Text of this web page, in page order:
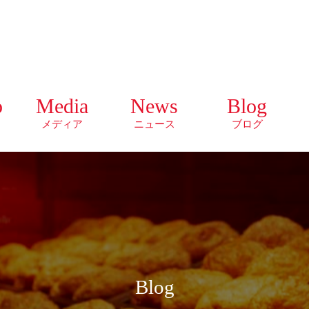
Media
メディア
News
ニュース
Blog
ブログ
Blog